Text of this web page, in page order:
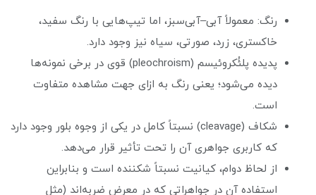
رنگ: معمولاً آبی–آبی‌سبز، اما تیپ‌هایی با رنگ سفید،
خاکستری، زرد، صورتی، سیاه نیز وجود دارد.
پدیده پلئُکروئیسم (pleochroism) قوی در برخی نمونه‌ها
دیده می‌شود؛ یعنی رنگ به ازای جهت مشاهده متفاوت
است.
شکاف (cleavage) نسبتاً کامل در یکی از وجوه بلور وجود دارد
که کاربری جواهری آن را تحت تأثیر قرار می‌دهد.
از لحاظ دوام، کیانیت نسبتاً شکننده است و بنابراین
استفاده آن در جواهراتی که در معرض ضربه‌اند (مثل